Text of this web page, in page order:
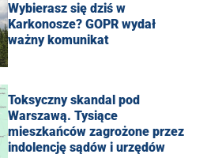
Wybierasz się dziś w
Karkonosze? GOPR wydał
ważny komunikat
Toksyczny skandal pod
Warszawą. Tysiące
mieszkańców zagrożone przez
indolencję sądów i urzędów